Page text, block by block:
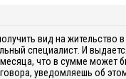
вид на жительство
специалист. И
что в сумме может
уведомляешь об